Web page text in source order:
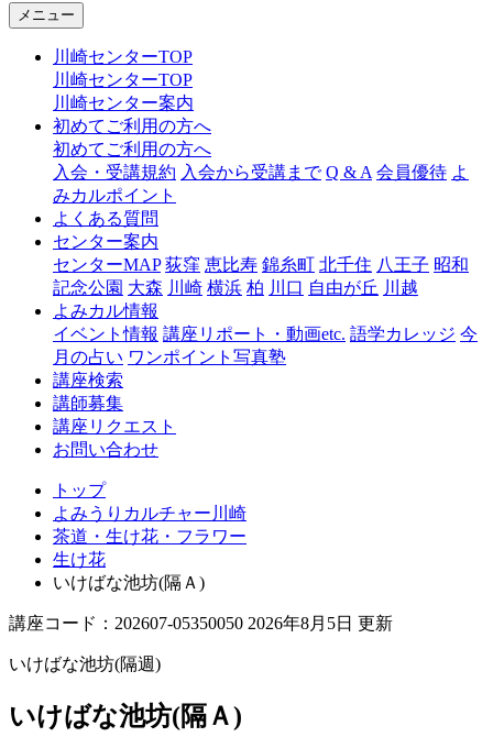
ャ
崎
メニュー
川崎センターTOP
川崎センターTOP
川崎センター案内
初めてご利用の方へ
初めてご利用の方へ
入会・受講規約 入会から受講まで Q & A 会員優待 よ
みカルポイント
よくある質問
センター案内
センターMAP 荻窪 恵比寿 錦糸町 北千住 八王子 昭和
記念公園 大森 川崎 横浜 柏 川口 自由が丘 川越
よみカル情報
イベント情報 講座リポート・動画etc. 語学カレッジ 今
月の占い ワンポイント写真塾
講座検索
講師募集
講座リクエスト
お問い合わせ
トップ
よみうりカルチャー川崎
茶道・生け花・フラワー
生け花
いけばな池坊(隔Ａ)
講座コード：202607-05350050 2026年8月5日 更新
いけばな池坊(隔週)
いけばな池坊(隔Ａ)